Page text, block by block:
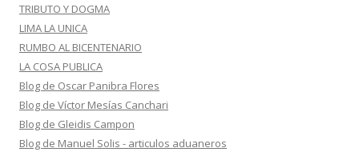
TRIBUTO Y DOGMA
LIMA LA UNICA
RUMBO AL BICENTENARIO
LA COSA PUBLICA
Blog de Oscar Panibra Flores
Blog de Víctor Mesías Canchari
Blog de Gleidis Campon
Blog de Manuel Solis - articulos aduaneros